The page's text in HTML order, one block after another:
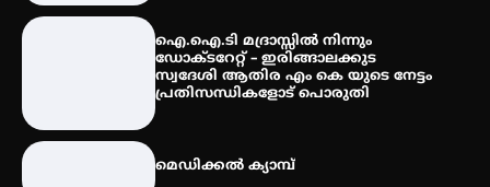
കോമേഴ്സ് എക്സ്പോയുമായി
എസ് എൻ ഹയർ സെക്കൻഡറി
വിദ്യാർത്ഥികൾ
സർഗ്ഗസാഹിതി- കവിതാസംഗമം
2026 കവിതാ ചർച്ച കാട്ടൂർ, ടി. കെ.
ഐ.ഐ.ടി മദ്രാസ്സിൽ നിന്നും
ഡോക്ടറേറ്റ് – ഇരിങ്ങാലക്കുട
സ്വദേശി ആതിര എം കെ യുടെ നേട്ടം
പ്രതിസന്ധികളോട് പൊരുതി
മെഡിക്കൽ ക്യാമ്പ്